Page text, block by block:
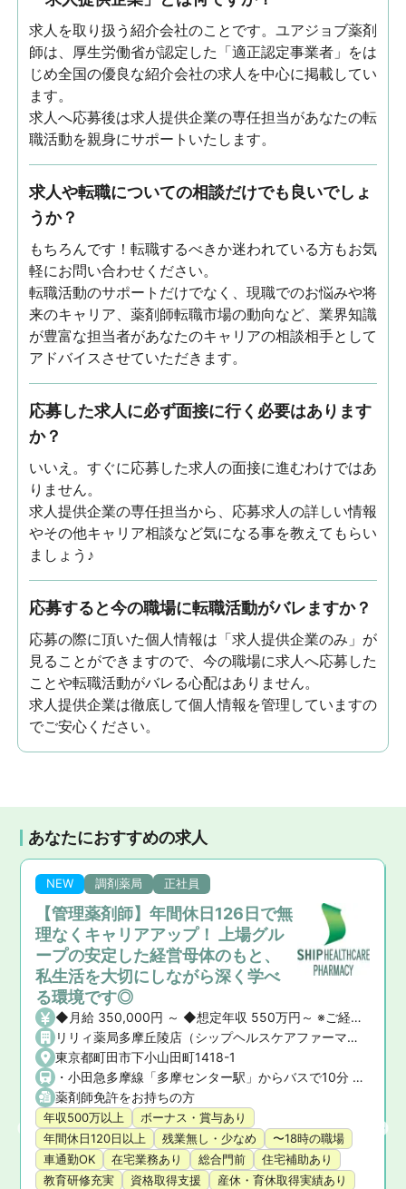
求人を取り扱う紹介会社のことです。ユアジョブ薬剤
師は、厚生労働省が認定した「適正認定事業者」をは
じめ全国の優良な紹介会社の求人を中心に掲載してい
ます。
求人へ応募後は求人提供企業の専任担当があなたの転
職活動を親身にサポートいたします。
求人や転職についての相談だけでも良いでしょ
うか？
もちろんです！転職するべきか迷われている方もお気
軽にお問い合わせください。
転職活動のサポートだけでなく、現職でのお悩みや将
来のキャリア、薬剤師転職市場の動向など、業界知識
が豊富な担当者があなたのキャリアの相談相手として
アドバイスさせていただきます。
応募した求人に必ず面接に行く必要はあります
か？
いいえ。すぐに応募した求人の面接に進むわけではあ
りません。
求人提供企業の専任担当から、応募求人の詳しい情報
やその他キャリア相談など気になる事を教えてもらい
ましょう♪
応募すると今の職場に転職活動がバレますか？
応募の際に頂いた個人情報は「求人提供企業のみ」が
見ることができますので、今の職場に求人へ応募した
ことや転職活動がバレる心配はありません。
求人提供企業は徹底して個人情報を管理していますの
でご安心ください。
あなたにおすすめの求人
NEW 調剤薬局 正社員
【管理薬剤師】年間休日126日で無
理なくキャリアアップ！ 上場グル
ープの安定した経営母体のもと、
私生活を大切にしながら深く学べ
る環境です◎
◆月給 350,000円 ～ ◆想定年収 550万円～ ※ご経験や前職の給与を考慮の上、決定いたします。 ◆昇給・賞与 ・昇給： あり ・賞与： あり（年2回）
リリィ薬局多摩丘陵店（シップヘルスケアファーマシー株式会社）
東京都町田市下小山田町1418-1
・小田急多摩線「多摩センター駅」からバスで10分 ・小田急小田原線「町田駅」からバスで25分 ★マイカー通勤OK！
薬剤師免許をお持ちの方
年収500万以上
ボーナス・賞与あり
年間休日120日以上
残業無し・少なめ
〜18時の職場
車通勤OK
在宅業務あり 総合門前
住宅補助あり
教育研修充実
資格取得支援
産休・育休取得実績あり